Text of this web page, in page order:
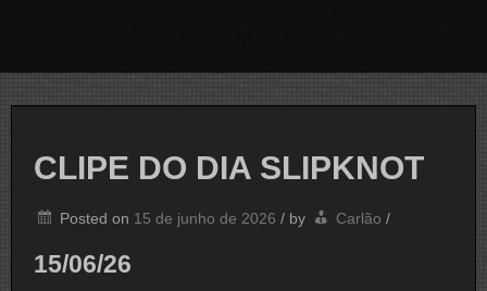
CLIPE DO DIA SLIPKNOT
Posted on 15 de junho de 2026 / by Carlão /
15/06/26